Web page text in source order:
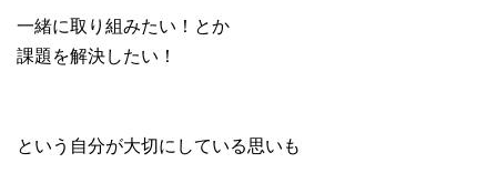
一緒に取り組みたい！とか
課題を解決したい！
という自分が大切にしている思いも